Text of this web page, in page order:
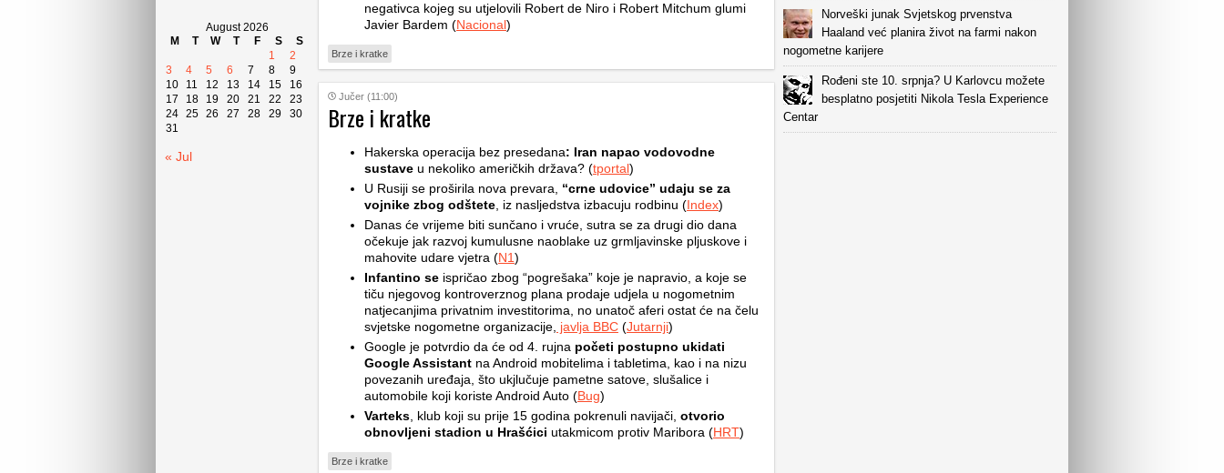
August 2026
M
T W T F S
S
1
2
3
4 5 6 7 8
9
10
11 12 13 14 15
16
17
18 19 20 21 22
23
24 25 26 27 28 29
30
31
« Jul
negativca kojeg su utjelovili Robert de Niro i Robert Mitchum glumi
Javier Bardem (Nacional)
Brze i kratke
Jučer (11:00)
Brze i kratke
Hakerska operacija bez presedana: Iran napao vodovodne
sustave u nekoliko američkih država? (tportal)
U Rusiji se proširila nova prevara, “crne udovice” udaju se za
vojnike zbog odštete , iz nasljedstva izbacuju rodbinu (Index)
Danas će vrijeme biti sunčano i vruće, sutra se za drugi dio dana
očekuje jak razvoj kumulusne naoblake uz grmljavinske pljuskove i
mahovite udare vjetra (N1)
Infantino se ispričao zbog “pogrešaka” koje je napravio, a koje se
tiču njegovog kontroverznog plana prodaje udjela u nogometnim
natjecanjima privatnim investitorima, no unatoč aferi ostat će na čelu
svjetske nogometne organizacije, javlja BBC (Jutarnji)
Google je potvrdio da će od 4. rujna početi postupno ukidati
Google Assistant na Android mobitelima i tabletima, kao i na nizu
povezanih uređaja, što ukjlučuje pametne satove, slušalice i
automobile koji koriste Android Auto (Bug)
Varteks , klub koji su prije 15 godina pokrenuli navijači, otvorio
obnovljeni stadion u Hrašćici utakmicom protiv Maribora (HRT)
Brze i kratke
Norveški junak Svjetskog prvenstva
Haaland već planira život na farmi nakon
nogometne karijere
Rođeni ste 10. srpnja? U Karlovcu možete
besplatno posjetiti Nikola Tesla Experience
Centar